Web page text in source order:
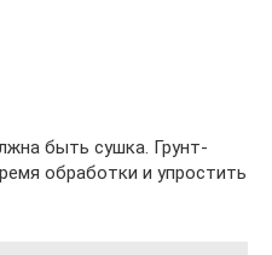
быть сушка. Грунт-
обработки и упростить